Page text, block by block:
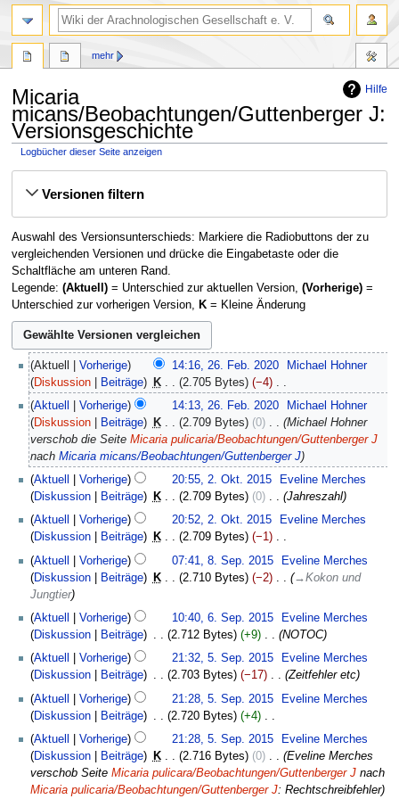
Hilfe
Micaria
micans/Beobachtungen/Guttenberger J:
Versionsgeschichte
Logbücher dieser Seite anzeigen
Navigation
SucheVersionen filtern
Auswahl des Versionsunterschieds: Markiere die Radiobuttons der zu
vergleichenden Versionen und drücke die Eingabetaste oder die
Schaltfläche am unteren Rand.
Legende: (Aktuell)= Unterschied zur aktuellen Version, (Vorherige)=
Unterschied zur vorherigen Version, K= Kleine Änderung
Februar
2020
Aktuell Vorherige 14:16, 26. Feb. 2020
Michael Hohner
Diskussion
Beiträge K 2.705 Bytes −4 ‎
K
e
e
B
e
a
r
e
i
t
u
n
g
s
u
s
a
m
m
e
Aktuell Vorherige 14:13, 26. Feb. 2020
Michael Hohner
Diskussion
Beiträge K 2.709 Bytes 0 ‎
Michael Hohner
verschob die Seite Micaria pulicaria/Beobachtungen/Guttenberger J
nach Micaria micans/Beobachtungen/Guttenberger J
2.
Oktober
Aktuell Vorherige 20:55, 2. Okt. 2015
Eveline Merches
Diskussion
Beiträge K 2.709 Bytes 0 ‎
Jahreszahl
Aktuell
Vorherige 20:52, 2. Okt. 2015
Eveline Merches
Diskussion
Beiträge K 2.709 Bytes −1 ‎
K
e
e
B
e
a
b
e
i
t
u
n
September
2015
Aktuell Vorherige 07:41, 8. Sep. 2015
Eveline Merches
Diskussion
Beiträge K 2.710 Bytes −2 ‎ →Kokon und
Jungtier
September
Aktuell Vorherige 10:40, 6. Sep. 2015
Eveline Merches
Diskussion
Beiträge 2.712 Bytes +9 ‎ NOTOC
5.
September
Aktuell Vorherige 21:32, 5. Sep. 2015
Eveline Merches
Diskussion
Beiträge 2.703 Bytes −17 ‎
Zeitfehler etc
Aktuell
Vorherige 21:28, 5. Sep. 2015
Eveline Merches
Diskussion
Beiträge 2.720 Bytes +4 ‎
K
e
n
Aktuell Vorherige 21:28, 5. Sep. 2015
Eveline Merches
Diskussion
Beiträge K 2.716 Bytes 0 ‎
Eveline Merches
verschob Seite Micaria pulicara/Beobachtungen/Guttenberger J nach
Micaria pulicaria/Beobachtungen/Guttenberger J: Rechtschreibfehler
mehr